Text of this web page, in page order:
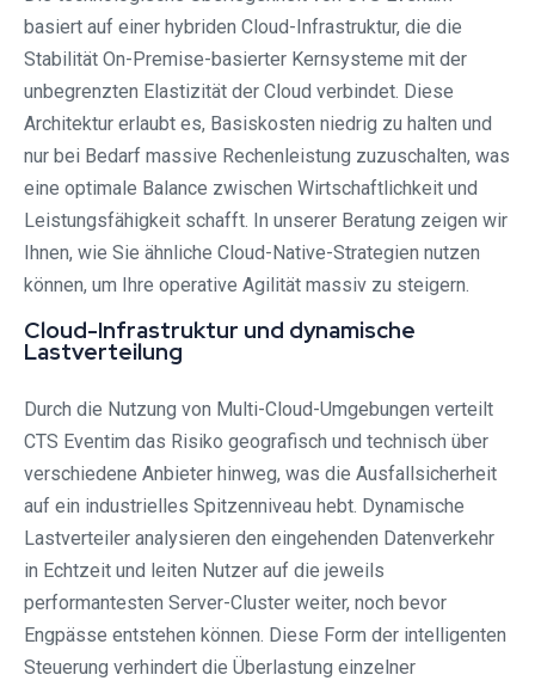
basiert auf einer hybriden Cloud-Infrastruktur, die die
Stabilität On-Premise-basierter Kernsysteme mit der
unbegrenzten Elastizität der Cloud verbindet. Diese
Architektur erlaubt es, Basiskosten niedrig zu halten und
nur bei Bedarf massive Rechenleistung zuzuschalten, was
eine optimale Balance zwischen Wirtschaftlichkeit und
Leistungsfähigkeit schafft. In unserer Beratung zeigen wir
Ihnen, wie Sie ähnliche Cloud-Native-Strategien nutzen
können, um Ihre operative Agilität massiv zu steigern.
Cloud-Infrastruktur und dynamische
Lastverteilung
Durch die Nutzung von Multi-Cloud-Umgebungen verteilt
CTS Eventim das Risiko geografisch und technisch über
verschiedene Anbieter hinweg, was die Ausfallsicherheit
auf ein industrielles Spitzenniveau hebt. Dynamische
Lastverteiler analysieren den eingehenden Datenverkehr
in Echtzeit und leiten Nutzer auf die jeweils
performantesten Server-Cluster weiter, noch bevor
Engpässe entstehen können. Diese Form der intelligenten
Steuerung verhindert die Überlastung einzelner